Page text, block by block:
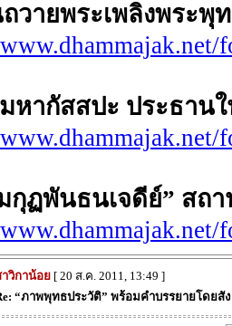
วายพระเพลิงพระพุ
หากัสสปะ ประธาน
กุฏพันธนเจดีย์” สถ
วิกาน้อย[ 20 ส.ค. 2011, 13:49 ]
“ภาพพุทธประวัติ” พร้อมคำบรรยายโดยสั